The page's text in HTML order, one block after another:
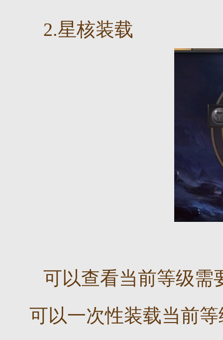
2.星核装载
可以查看当前等级需
可以一次性装载当前